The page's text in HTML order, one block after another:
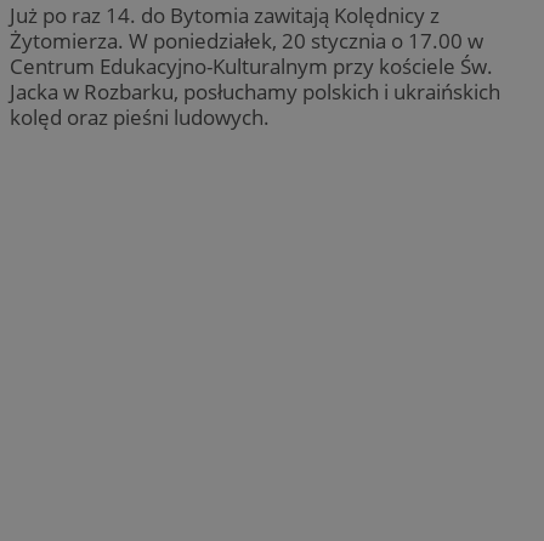
Już po raz 14. do Bytomia zawitają Kolędnicy z
Żytomierza. W poniedziałek, 20 stycznia o 17.00 w
Centrum Edukacyjno-Kulturalnym przy kościele Św.
Jacka w Rozbarku, posłuchamy polskich i ukraińskich
kolęd oraz pieśni ludowych.